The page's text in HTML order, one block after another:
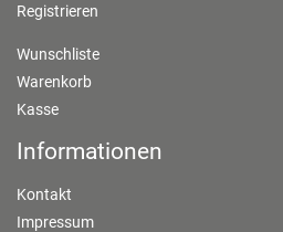
Registrieren
Wunschliste
Warenkorb
Kasse
Informationen
Kontakt
Impressum